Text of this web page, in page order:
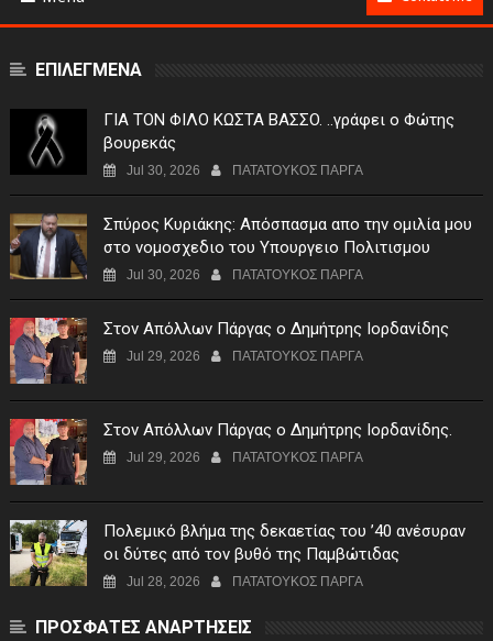
ΕΠΙΛΕΓΜΕΝΑ
ΓIA TON ΦIΛO KΩΣTA BAΣΣO. ..γράφει ο Φώτης
βουρεκάς
Jul 30, 2026 ΠΑΤΑΤΟΥΚΟΣ ΠΑΡΓΑ
Σπύρος Κυριάκης: Απόσπασμα απο την ομιλία μου
στο νομοσχεδιο του Υπουργειο Πολιτισμου
Jul 30, 2026 ΠΑΤΑΤΟΥΚΟΣ ΠΑΡΓΑ
Στον Απόλλων Πάργας ο Δημήτρης Ιορδανίδης
Jul 29, 2026 ΠΑΤΑΤΟΥΚΟΣ ΠΑΡΓΑ
Στον Απόλλων Πάργας ο Δημήτρης Ιορδανίδης.
Jul 29, 2026 ΠΑΤΑΤΟΥΚΟΣ ΠΑΡΓΑ
Πολεμικό βλήμα της δεκαετίας του ’40 ανέσυραν
οι δύτες από τον βυθό της Παμβώτιδας
Jul 28, 2026 ΠΑΤΑΤΟΥΚΟΣ ΠΑΡΓΑ
ΠΡΟΣΦΑΤΕΣ ΑΝΑΡΤΗΣΕΙΣ